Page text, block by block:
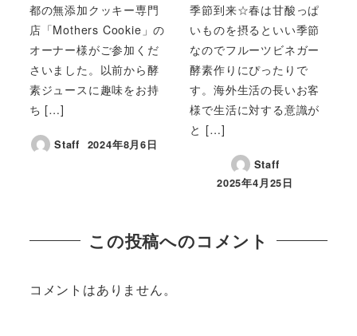
都の無添加クッキー専門
店「Mothers Cookie」の
オーナー様がご参加くだ
さいました。以前から酵
素ジュースに趣味をお持
ち […]
Staff 2024年8月6日
季節到来☆春は甘酸っぱ
いものを摂るといい季節
なのでフルーツビネガー
酵素作りにぴったりで
す。海外生活の長いお客
様で生活に対する意識が
と […]
Staff
2025年4月25日
この投稿へのコメント
コメントはありません。